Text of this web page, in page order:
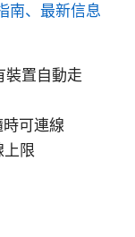
南、最新信息
裝置自動走
可連線
上限